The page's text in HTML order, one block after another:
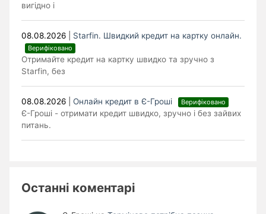
вигідно і
08.08.2026 Starfin. Швидкий кредит на картку онлайн.
Верифіковано
Отримайте кредит на картку швидко та зручно з
Starfin, без
08.08.2026 |Онлайн кредит в Є-Гроші Верифіковано
Є-Гроші - отримати кредит швидко, зручно і без зайвих
питань.
Останні коментарі